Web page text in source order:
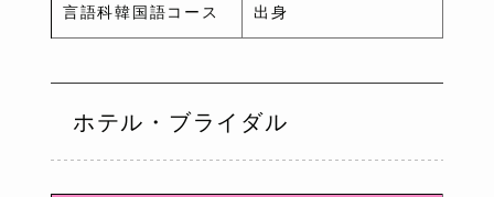
言語科韓国語コース
出身
ホテル・ブライダル